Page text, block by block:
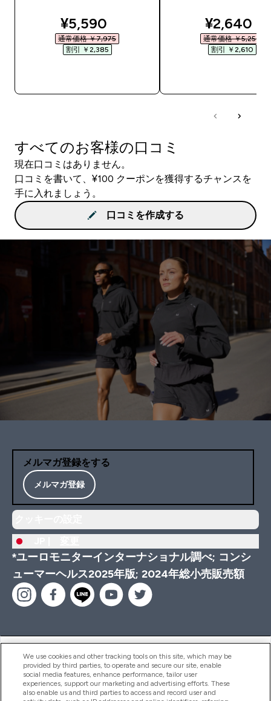
discounted price
¥5,590‎
通常価格 ￥7,975‎
割引 ￥2,385‎
¥2,640‎
通常価格 ￥5,250‎
割引 ￥2,610‎
すべてのお客様の口コミ
現在口コミはありません。
口コミを書いて、¥100 クーポンを獲得するチャンスを
手に入れましょう。
口コミを作成する
メルマガ登録をする
メルマガ登録
*ユーロモニターインターナショナル調べ; コンシ
ューマーヘルス2025年版; 2024年総小売販売額
ヘルプ＆ガイド
商品について
We use cookies and other tracking tools on this site, which may be
provided by third parties, to operate and secure our site, enable
social media features, enhance performance, tailor user
experiences, support our marketing and advertising efforts. These
also enable us and third parties to access and record user and